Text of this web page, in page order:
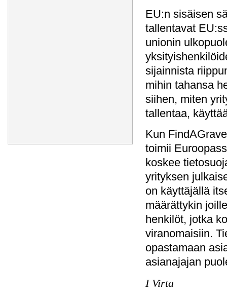
EU:n sisäisen
tallentavat
unionin
sijainnista
mihin tahansa
siihen, miten
tallentaa,
Kun
toimii
koskee
yrityksen
on käyttäjällä
määrättykin
henkilöt, jotka
viranomaisiin.
opastamaan
asianajajan
I Virta